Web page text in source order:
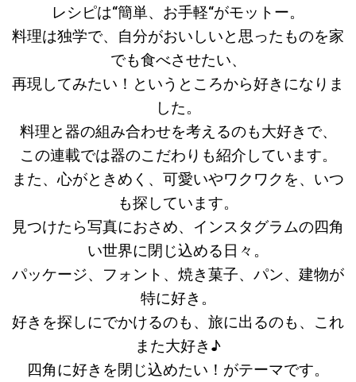
レシピは“簡単、お手軽“がモットー。
料理は独学で、自分がおいしいと思ったものを家
でも食べさせたい、
再現してみたい！というところから好きになりま
した。
料理と器の組み合わせを考えるのも大好きで、
この連載では器のこだわりも紹介しています。
また、心がときめく、可愛いやワクワクを、いつ
も探しています。
見つけたら写真におさめ、インスタグラムの四角
い世界に閉じ込める日々。
パッケージ、フォント、焼き菓子、パン、建物が
特に好き。
好きを探しにでかけるのも、旅に出るのも、これ
また大好き♪
四角に好きを閉じ込めたい！がテーマです。